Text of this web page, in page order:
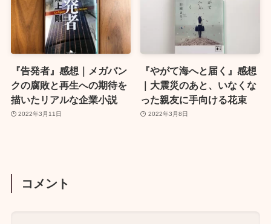
『告発者』感想｜メガバン
クの腐敗と再生への期待を
描いたリアルな企業小説
2022年3月11日
『やがて海へと届く』感想
｜大震災のあと、いなくな
った親友に手向ける花束
2022年3月8日
コメント